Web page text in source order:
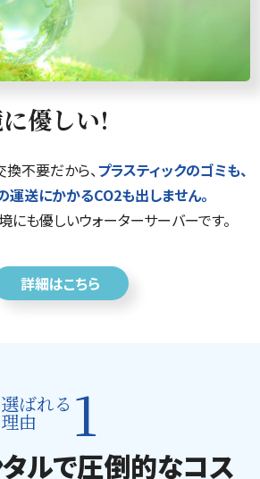
優しい!
換不要だから、プラスティックのゴミも、
運送にかかるCO2も出しません。
にも優しいウォーターサーバーです。
詳細はこちら
選ばれる
理由 1
タルで圧倒的なコス